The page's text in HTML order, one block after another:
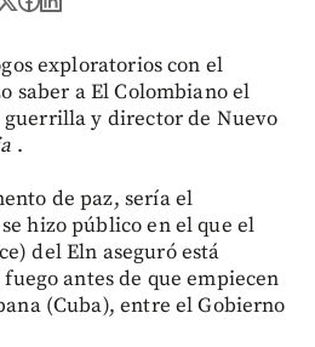
exploratorios con el
saber a El Colombiano el
guerrilla y director de Nuevo
.
de paz, sería el
hizo público en el que el
del Eln aseguró está
antes de que empiecen
(Cuba), entre el Gobierno